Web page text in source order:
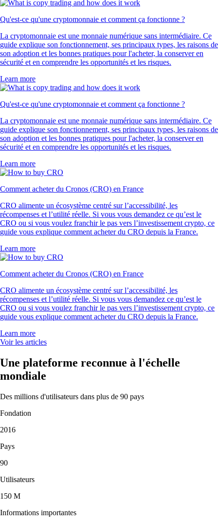
Qu'est-ce qu'une cryptomonnaie et comment ça fonctionne ?
La cryptomonnaie est une monnaie numérique sans intermédiaire. Ce
guide explique son fonctionnement, ses principaux types, les raisons de
son adoption et les bonnes pratiques pour l'acheter, la conserver en
sécurité et en comprendre les opportunités et les risques.
Learn more
Qu'est-ce qu'une cryptomonnaie et comment ça fonctionne ?
La cryptomonnaie est une monnaie numérique sans intermédiaire. Ce
guide explique son fonctionnement, ses principaux types, les raisons de
son adoption et les bonnes pratiques pour l'acheter, la conserver en
sécurité et en comprendre les opportunités et les risques.
Learn more
Comment acheter du Cronos (CRO) en France
CRO alimente un écosystème centré sur l’accessibilité, les
récompenses et l’utilité réelle. Si vous vous demandez ce qu’est le
CRO ou si vous voulez franchir le pas vers l’investissement crypto, ce
guide vous explique comment acheter du CRO depuis la France.
Learn more
Comment acheter du Cronos (CRO) en France
CRO alimente un écosystème centré sur l’accessibilité, les
récompenses et l’utilité réelle. Si vous vous demandez ce qu’est le
CRO ou si vous voulez franchir le pas vers l’investissement crypto, ce
guide vous explique comment acheter du CRO depuis la France.
Learn more
Voir les articles
Une plateforme reconnue à l'échelle
mondiale
Des millions d'utilisateurs dans plus de 90 pays
Fondation
2016
Pays
90
Utilisateurs
150 M
Informations importantes